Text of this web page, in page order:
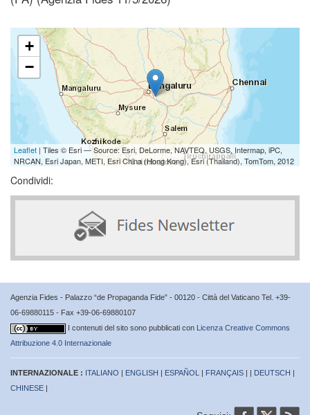
+
−
Leaflet | Tiles © Esri — Source: Esri, DeLorme, NAVTEQ, USGS, Intermap, iPC,
NRCAN, Esri Japan, METI, Esri China (Hong Kong), Esri (Thailand), TomTom, 2012
Condividi:
Agenzia Fides - Palazzo “de Propaganda Fide” - 00120 - Città del Vaticano Tel. +39-
06-69880115 - Fax +39-06-69880107
I contenuti del sito sono pubblicati con Licenza Creative Commons
Attribuzione 4.0 Internazionale
INTERNAZIONALE : ITALIANO | ENGLISH | ESPAÑOL | FRANÇAIS | | DEUTSCH |
CHINESE |